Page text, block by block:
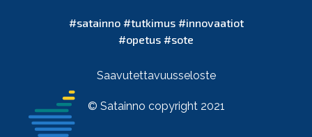
#satainno #tutkimus #innovaatiot
#opetus #sote
Saavutettavuusseloste
© Satainno copyright 2021